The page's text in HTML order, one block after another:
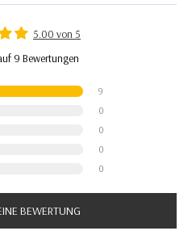
5.00 von 5
9 Bewertungen
9
0
0
0
0
BEWERTUNG